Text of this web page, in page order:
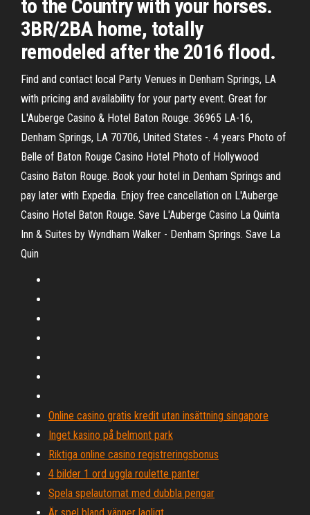
to the Country with your horses.
3BR/2BA home, totally
remodeled after the 2016 flood.
Find and contact local Party Venues in Denham Springs, LA
with pricing and availability for your party event. Great for
L'Auberge Casino & Hotel Baton Rouge. 36965 LA-16,
Denham Springs, LA 70706, United States -. 4 years Photo of
Belle of Baton Rouge Casino Hotel Photo of Hollywood
Casino Baton Rouge. Book your hotel in Denham Springs and
pay later with Expedia. Enjoy free cancellation on L'Auberge
Casino Hotel Baton Rouge. Save L'Auberge Casino La Quinta
Inn & Suites by Wyndham Walker - Denham Springs. Save La
Quin
Online casino gratis kredit utan insättning singapore
Inget kasino på belmont park
Riktiga online casino registreringsbonus
4 bilder 1 ord uggla roulette panter
Spela spelautomat med dubbla pengar